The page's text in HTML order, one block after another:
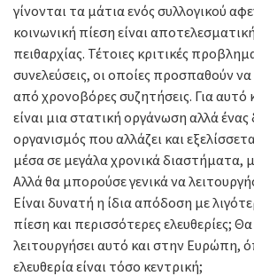
γίνονται τα μάτια ενός συλλογικού
κοινωνική πίεση είναι
πειθαρχίας. Τέτοιες κριτικές
συνελεύσεις, οι οποίες προσπαθούν
από χρονοβόρες συζητήσεις. Για αυτό
είναι μια στατική οργάνωση αλλά ένας
οργανισμός που αλλάζει και
μέσα σε μεγάλα χρονικά διαστήματα,
Αλλά θα μπορούσε γενικά να
Είναι δυνατή η ίδια απόδοση με
πίεση και περισσότερες ελευθερίες;
λειτουργήσει αυτό και στην Ευρώπη,
ελευθερία είναι τόσο κεντρική;